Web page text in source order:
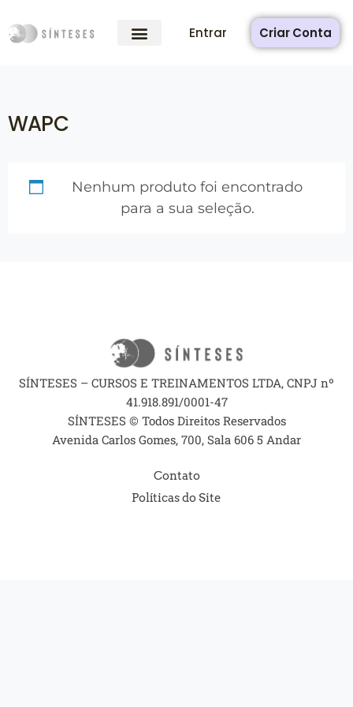
Entrar Criar Conta
WAPC
Nenhum produto foi encontrado
para a sua seleção.
SÍNTESES – CURSOS E TREINAMENTOS LTDA, CNPJ nº
41.918.891/0001-47
SÍNTESES © Todos Direitos Reservados
Avenida Carlos Gomes, 700, Sala 606 5 Andar
Contato
Políticas do Site